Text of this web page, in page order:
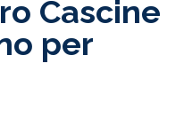
Cascine
per